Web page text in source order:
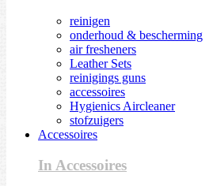
reinigen
onderhoud & bescherming
air fresheners
Leather Sets
reinigings guns
accessoires
Hygienics Aircleaner
stofzuigers
Accessoires
In Accessoires